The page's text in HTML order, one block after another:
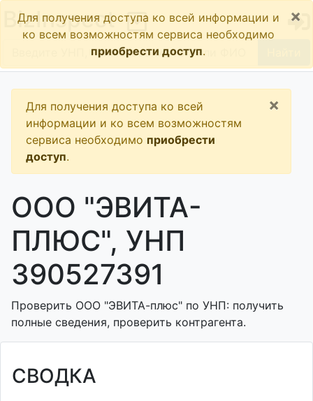
BizInspect
Для получения доступа ко всей информации и
ко всем возможностям сервиса необходимо
приобрести доступ.
×
Для получения доступа ко всей
информации и ко всем возможностям
сервиса необходимо приобрести
доступ.
×
ООО "ЭВИТА-
ПЛЮС", УНП
390527391
Проверить ООО "ЭВИТА-плюс" по УНП: получить
полные сведения, проверить контрагента.
СВОДКА